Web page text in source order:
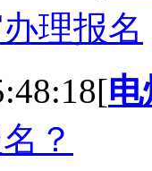
理报名
[
？